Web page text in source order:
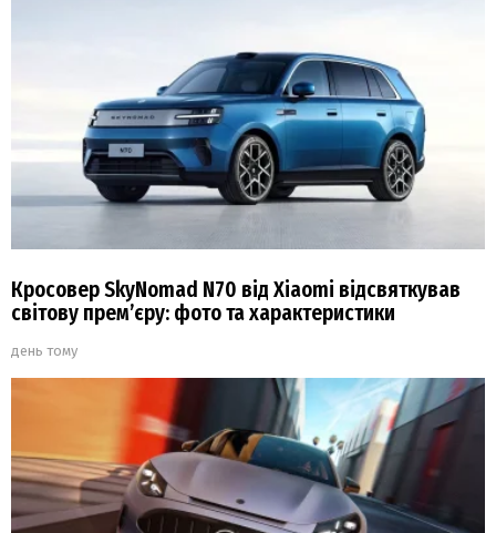
Кросовер SkyNomad N70 від Xiaomi відсвяткував
світову прем’єру: фото та характеристики
день тому